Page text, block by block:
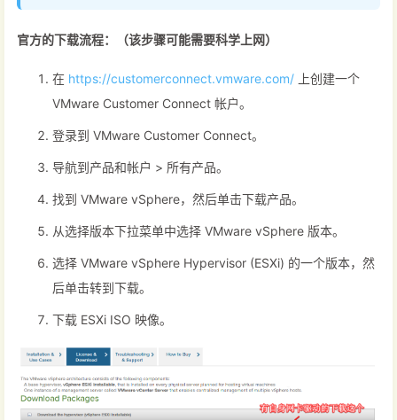
官方的下载流程：（该步骤可能需要科学上网）
在 https://customerconnect.vmware.com/ 上创建一个
VMware Customer Connect 帐户。
登录到 VMware Customer Connect。
导航到产品和帐户 > 所有产品。
找到 VMware vSphere，然后单击下载产品。
从选择版本下拉菜单中选择 VMware vSphere 版本。
选择 VMware vSphere Hypervisor (ESXi) 的一个版本，然
后单击转到下载。
下载 ESXi ISO 映像。